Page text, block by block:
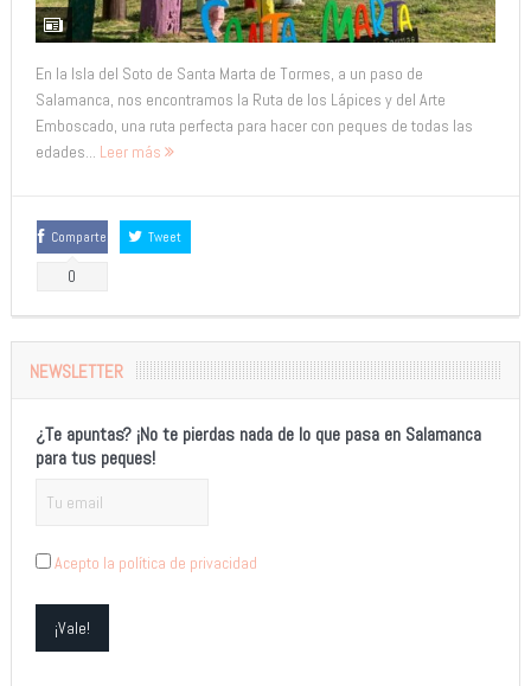
En la Isla del Soto de Santa Marta de Tormes, a un paso de
Salamanca, nos encontramos la Ruta de los Lápices y del Arte
Emboscado, una ruta perfecta para hacer con peques de todas las
edades... Leer más
Comparte
0
Tweet
NEWSLETTER
¿Te apuntas? ¡No te pierdas nada de lo que pasa en Salamanca
para tus peques!
Acepto la política de privacidad